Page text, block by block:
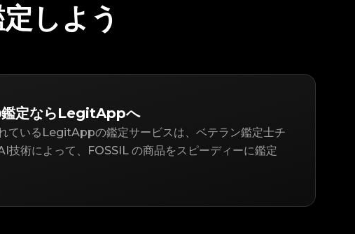
しよう
鑑定ならLegitAppへ
ているLegitAppの鑑定サービスは、ベテラン鑑定士チ
技術によって、FOSSIL の商品をスピーディーに鑑定